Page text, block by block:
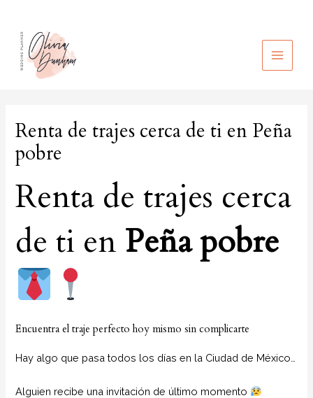
contenido
MAIN
Renta de trajes cerca de ti en Peña
pobre
Renta de trajes cerca
de ti en Peña pobre
Encuentra el traje perfecto hoy mismo sin complicarte
Hay algo que pasa todos los días en la Ciudad de México…
Alguien recibe una invitación de último momento